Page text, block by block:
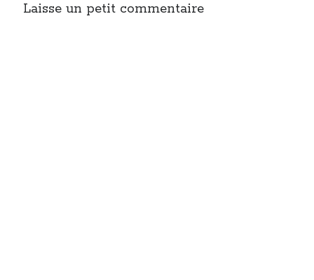
Laisse un petit commentaire